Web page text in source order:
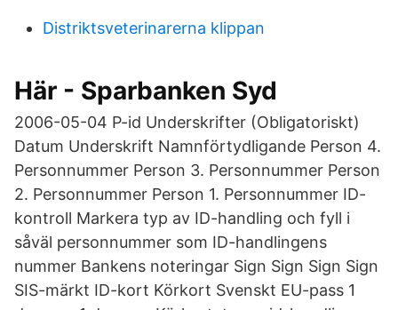
Distriktsveterinarerna klippan
Här - Sparbanken Syd
2006-05-04 P-id Underskrifter (Obligatoriskt)
Datum Underskrift Namnförtydligande Person 4.
Personnummer Person 3. Personnummer Person
2. Personnummer Person 1. Personnummer ID-
kontroll Markera typ av ID-handling och fyll i
såväl personnummer som ID-handlingens
nummer Bankens noteringar Sign Sign Sign Sign
SIS-märkt ID-kort Körkort Svenskt EU-pass 1